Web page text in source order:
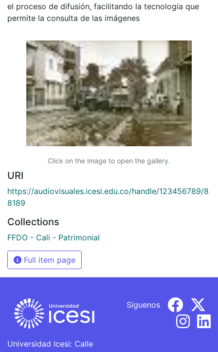
el proceso de difusión, facilitando la tecnología que
permite la consulta de las imágenes
Click on the image to open the gallery.
URI
https://audiovisuales.icesi.edu.co/handle/123456789/8
8189
Collections
FFDO - Cali - Patrimonial
Full item page
Universidad Icesi: Calle
Síguenos